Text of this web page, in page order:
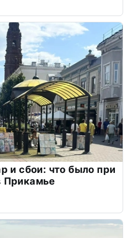
и сбои: что было при